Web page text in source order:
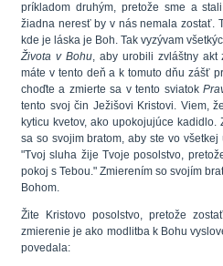
príkladom druhým, pretože sme a
žiadna neresť by v nás nemala zostať.
kde je láska je Boh. Tak vyzývam
Života v Bohu, aby urobili zvláštny akt
máte v tento deň a k tomuto dňu zášť
choďte a zmierte sa v tento sviatok
tento svoj čin Ježišovi Kristovi. Viem,
kyticu kvetov, ako upokojujúce
sa so svojim bratom, aby ste vo
"Tvoj sluha žije Tvoje posolstvo,
pokoj s Tebou." Zmierením so svojím
Bohom.
Žite Kristovo posolstvo, pretože
zmierenie je ako modlitba k Bohu
povedala: